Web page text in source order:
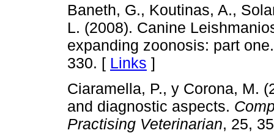
Baneth, G., Koutinas, A.,
L. (2008). Canine
expanding zoonosis: part
330. [ Links ]
Ciaramella, P., y Corona, M.
and diagnostic aspects.
Practising Veterinarian, 25,